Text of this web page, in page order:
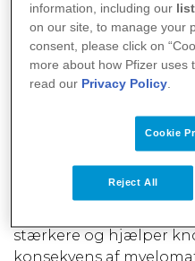
Hos patienter med
niveau af skadelige
Disse celler øger
kaldet 'M-protein', som
Højt calcium
stærkere og hjælper
konsekvens af
information, including our
on our site, to manage your
consent, please click on
more about how Pfizer uses
read our Privacy Policy.
Cookie
Reject All